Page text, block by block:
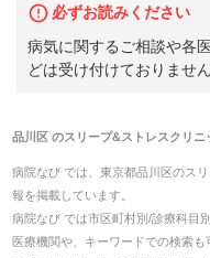
必ずお読みください
病気に関するご相談や各
どは受け付けておりません
品川区のスリープ&ストレスクリニ
病院なび では、 東京都品川区のス
報を掲載しています。
病院なび では市区町村別/診療科目
医療機関や、キーワードでの検索も